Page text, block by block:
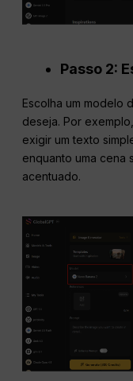
Passo 2:
Escolha um modelo
deseja. Por
exigir um texto
enquanto uma cena
acentuado.